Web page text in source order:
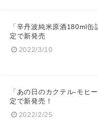
「辛丹波純米原酒180ml缶
定で新発売
2022/3/10
「あの日のカクテル-モヒ
定で新発売！
2022/2/25